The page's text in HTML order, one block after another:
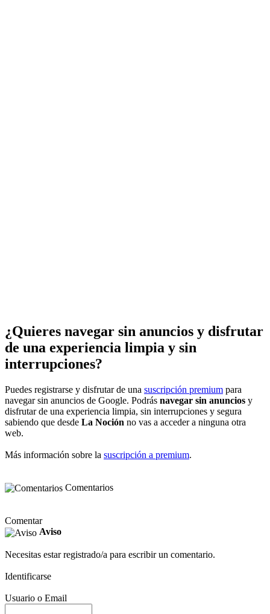
¿Quieres navegar sin anuncios y disfrutar
de una experiencia limpia y sin
interrupciones?
Puedes registrarse y disfrutar de una suscripción premium para
navegar sin anuncios de Google. Podrás navegar sin anuncios y
disfrutar de una experiencia limpia, sin interrupciones y segura
sabiendo que desde La Noción no vas a acceder a ninguna otra
web.
Más información sobre la suscripción a premium.
Comentarios
Comentar
Aviso
Necesitas estar registrado/a para escribir un comentario.
Identificarse
Usuario o Email